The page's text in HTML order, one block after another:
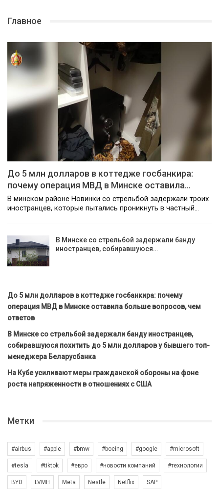
Главное
До 5 млн долларов в коттедже госбанкира:
почему операция МВД в Минске оставила…
В минском районе Новинки со стрельбой задержали троих
иностранцев, которые пытались проникнуть в частный…
В Минске со стрельбой задержали банду
иностранцев, собиравшуюся…
До 5 млн долларов в коттедже госбанкира: почему
операция МВД в Минске оставила больше вопросов, чем
ответов
В Минске со стрельбой задержали банду иностранцев,
собиравшуюся похитить до 5 млн долларов у бывшего топ-
менеджера Беларусбанка
На Кубе усиливают меры гражданской обороны на фоне
роста напряженности в отношениях с США
Метки
#airbus #apple #bmw #boeing #google #microsoft
#tesla #tiktok #евро #новости компаний #технологии
BYD LVMH Meta Nestle Netflix SAP